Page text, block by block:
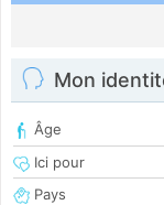
Mon
Âge
Ici pour
Pays